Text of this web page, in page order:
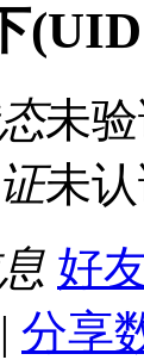
未
未
好
| 分享